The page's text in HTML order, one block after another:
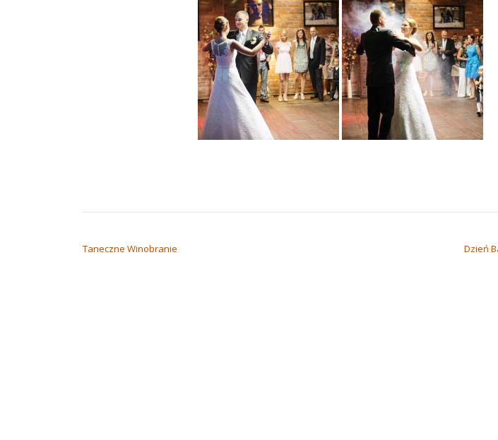
Taneczne Winobranie Dzień